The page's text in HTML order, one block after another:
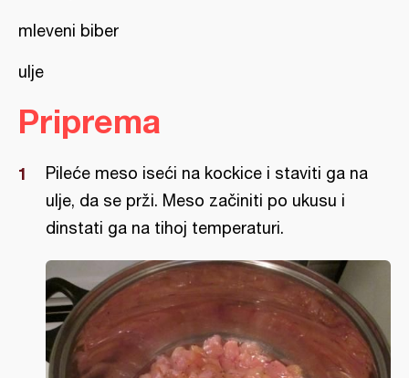
mleveni biber
ulje
Priprema
Pileće meso iseći na kockice i staviti ga na
ulje, da se prži. Meso začiniti po ukusu i
dinstati ga na tihoj temperaturi.